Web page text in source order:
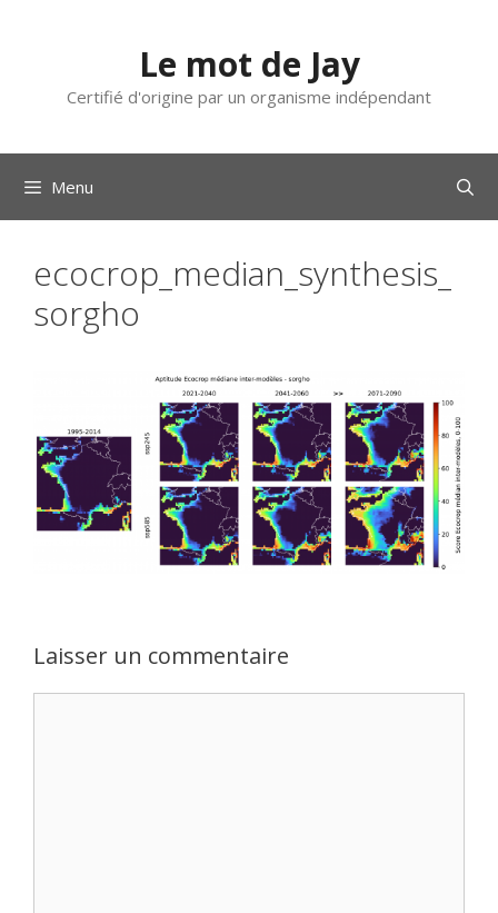
Le mot de Jay
Certifié d'origine par un organisme indépendant
Menu
ecocrop_median_synthesis_
sorgho
Laisser un commentaire